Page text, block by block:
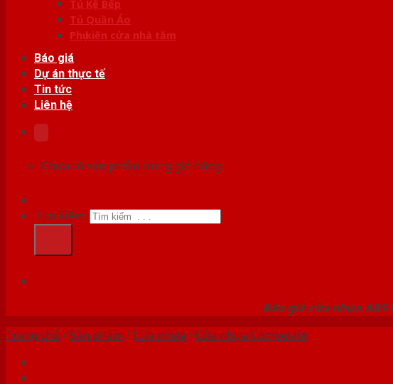
Tủ Kệ Bếp
Tủ Quần Áo
Phụ kiện cửa nhà tắm
Báo giá
Dự án thực tế
Tin tức
Liên hệ
Chưa có sản phẩm trong giỏ hàng.
Tìm kiếm:
Báo giá cửa nhựa
Trang chủ /Sản phẩm /Cửa nhựa /Cửa nhựa Composite